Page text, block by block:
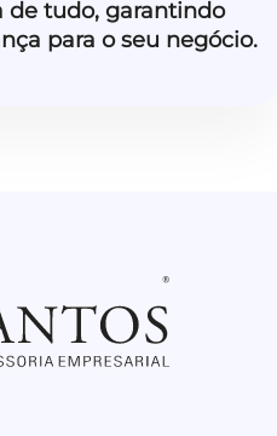
de tudo, garantindo
para o seu negócio.